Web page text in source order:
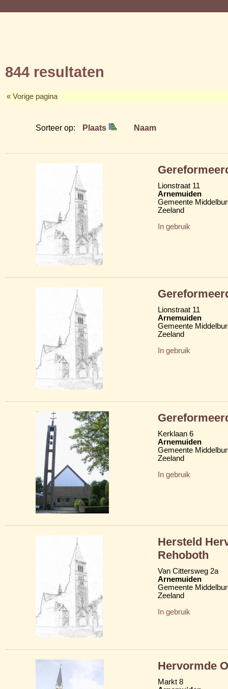
844 resultaten
« Vorige pagina
Sorteer op: Plaats Naam
Lionstraat 11
Arnemuiden
Gemeente
Zeeland
In gebruik
Lionstraat 11
Arnemuiden
Gemeente
Zeeland
In gebruik
Kerklaan 6
Arnemuiden
Gemeente
Zeeland
In gebruik
Hersteld
Rehoboth
Van Cittersweg 2a
Arnemuiden
Gemeente
Zeeland
In gebruik
Hervormde
Markt 8